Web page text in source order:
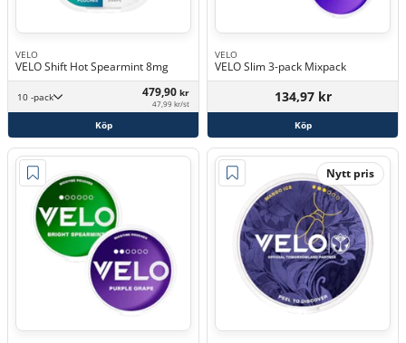
VELO
VELO Shift Hot Spearmint 8mg
10 -pack 479,90 kr
47,99 kr/st
Köp
VELO
VELO Slim 3-pack Mixpack
134,97 kr
Köp
Nytt pris